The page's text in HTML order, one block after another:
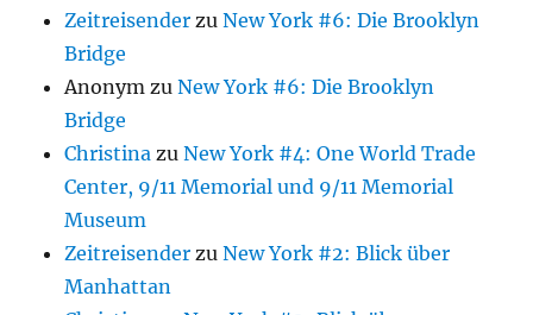
Zeitreisender zuNew York #6: Die Brooklyn
Bridge
Anonym zuNew York #6: Die Brooklyn
Bridge
Christina zuNew York #4: One World Trade
Center, 9/11 Memorial und 9/11 Memorial
Museum
Zeitreisender zuNew York #2: Blick über
Manhattan